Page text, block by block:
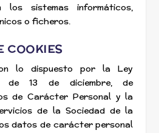
los sistemas informáticos,
o ficheros.
COOKIES
lo dispuesto por la Ley
de 13 de diciembre, de
de Carácter Personal y la
de la Sociedad de la
datos de carácter personal